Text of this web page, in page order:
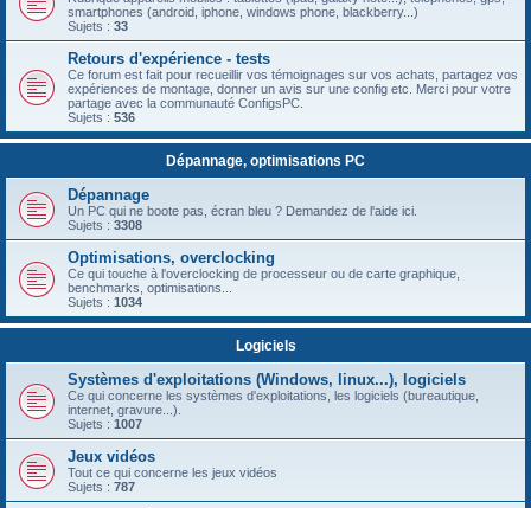
smartphones (android, iphone, windows phone, blackberry...)
Sujets : 33
Retours d'expérience - tests
Ce forum est fait pour recueillir vos témoignages sur vos achats, partagez vos
expériences de montage, donner un avis sur une config etc. Merci pour votre
partage avec la communauté ConfigsPC.
Sujets : 536
Dépannage, optimisations PC
Dépannage
Un PC qui ne boote pas, écran bleu ? Demandez de l'aide ici.
Sujets : 3308
Optimisations, overclocking
Ce qui touche à l'overclocking de processeur ou de carte graphique,
benchmarks, optimisations...
Sujets : 1034
Logiciels
Systèmes d'exploitations (Windows, linux...), logiciels
Ce qui concerne les systèmes d'exploitations, les logiciels (bureautique,
internet, gravure...).
Sujets : 1007
Jeux vidéos
Tout ce qui concerne les jeux vidéos
Sujets : 787